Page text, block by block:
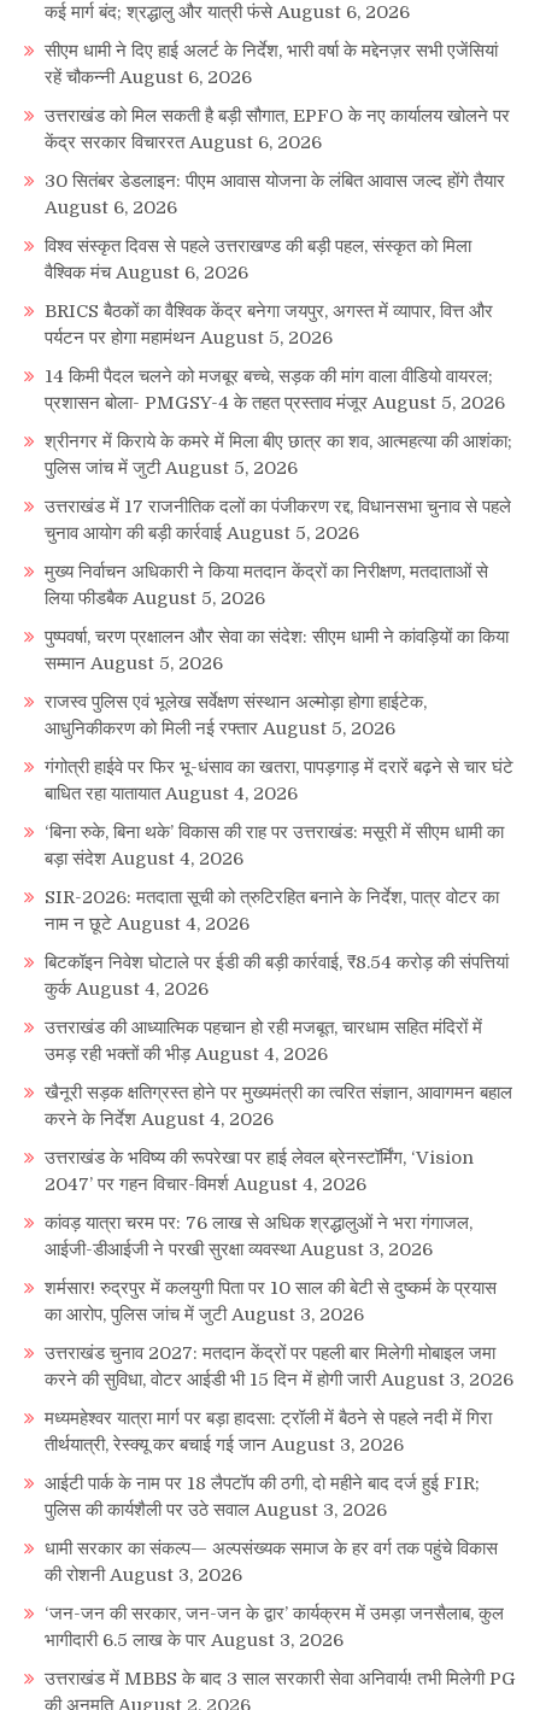
कई मार्ग बंद; श्रद्धालु और यात्री फंसे August 6, 2026
सीएम धामी ने दिए हाई अलर्ट के निर्देश, भारी वर्षा के मद्देनज़र सभी एजेंसियां
रहें चौकन्नी August 6, 2026
उत्तराखंड को मिल सकती है बड़ी सौगात, EPFO के नए कार्यालय खोलने पर
केंद्र सरकार विचाररत August 6, 2026
30 सितंबर डेडलाइन: पीएम आवास योजना के लंबित आवास जल्द होंगे तैयार
August 6, 2026
विश्व संस्कृत दिवस से पहले उत्तराखण्ड की बड़ी पहल, संस्कृत को मिला
वैश्विक मंच August 6, 2026
BRICS बैठकों का वैश्विक केंद्र बनेगा जयपुर, अगस्त में व्यापार, वित्त और
पर्यटन पर होगा महामंथन August 5, 2026
14 किमी पैदल चलने को मजबूर बच्चे, सड़क की मांग वाला वीडियो वायरल;
प्रशासन बोला- PMGSY-4 के तहत प्रस्ताव मंजूर August 5, 2026
श्रीनगर में किराये के कमरे में मिला बीए छात्र का शव, आत्महत्या की आशंका;
पुलिस जांच में जुटी August 5, 2026
उत्तराखंड में 17 राजनीतिक दलों का पंजीकरण रद्द, विधानसभा चुनाव से पहले
चुनाव आयोग की बड़ी कार्रवाई August 5, 2026
मुख्य निर्वाचन अधिकारी ने किया मतदान केंद्रों का निरीक्षण, मतदाताओं से
लिया फीडबैक August 5, 2026
पुष्पवर्षा, चरण प्रक्षालन और सेवा का संदेश: सीएम धामी ने कांवड़ियों का किया
सम्मान August 5, 2026
राजस्व पुलिस एवं भूलेख सर्वेक्षण संस्थान अल्मोड़ा होगा हाईटेक,
आधुनिकीकरण को मिली नई रफ्तार August 5, 2026
गंगोत्री हाईवे पर फिर भू-धंसाव का खतरा, पापड़गाड़ में दरारें बढ़ने से चार घंटे
बाधित रहा यातायात August 4, 2026
‘बिना रुके, बिना थके’ विकास की राह पर उत्तराखंड: मसूरी में सीएम धामी का
बड़ा संदेश August 4, 2026
SIR-2026: मतदाता सूची को त्रुटिरहित बनाने के निर्देश, पात्र वोटर का
नाम न छूटे August 4, 2026
बिटकॉइन निवेश घोटाले पर ईडी की बड़ी कार्रवाई, ₹8.54 करोड़ की संपत्तियां
कुर्क August 4, 2026
उत्तराखंड की आध्यात्मिक पहचान हो रही मजबूत, चारधाम सहित मंदिरों में
उमड़ रही भक्तों की भीड़ August 4, 2026
खैनूरी सड़क क्षतिग्रस्त होने पर मुख्यमंत्री का त्वरित संज्ञान, आवागमन बहाल
करने के निर्देश August 4, 2026
उत्तराखंड के भविष्य की रूपरेखा पर हाई लेवल ब्रेनस्टॉर्मिंग, ‘Vision
2047’ पर गहन विचार-विमर्श August 4, 2026
कांवड़ यात्रा चरम पर: 76 लाख से अधिक श्रद्धालुओं ने भरा गंगाजल,
आईजी-डीआईजी ने परखी सुरक्षा व्यवस्था August 3, 2026
शर्मसार! रुद्रपुर में कलयुगी पिता पर 10 साल की बेटी से दुष्कर्म के प्रयास
का आरोप, पुलिस जांच में जुटी August 3, 2026
उत्तराखंड चुनाव 2027: मतदान केंद्रों पर पहली बार मिलेगी मोबाइल जमा
करने की सुविधा, वोटर आईडी भी 15 दिन में होगी जारी August 3, 2026
मध्यमहेश्वर यात्रा मार्ग पर बड़ा हादसा: ट्रॉली में बैठने से पहले नदी में गिरा
तीर्थयात्री, रेस्क्यू कर बचाई गई जान August 3, 2026
आईटी पार्क के नाम पर 18 लैपटॉप की ठगी, दो महीने बाद दर्ज हुई FIR;
पुलिस की कार्यशैली पर उठे सवाल August 3, 2026
धामी सरकार का संकल्प— अल्पसंख्यक समाज के हर वर्ग तक पहुंचे विकास
की रोशनी August 3, 2026
‘जन-जन की सरकार, जन-जन के द्वार’ कार्यक्रम में उमड़ा जनसैलाब, कुल
भागीदारी 6.5 लाख के पार August 3, 2026
उत्तराखंड में MBBS के बाद 3 साल सरकारी सेवा अनिवार्य! तभी मिलेगी PG
की अनुमति August 2, 2026